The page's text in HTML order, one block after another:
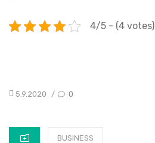
4/5 - (4 votes)
POSTED
5.9.2020 / 0
CATEGORIES
BUSINESS